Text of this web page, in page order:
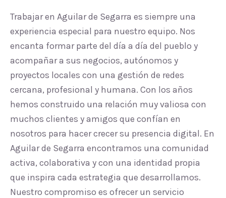
Trabajar en Aguilar de Segarra es siempre una
experiencia especial para nuestro equipo. Nos
encanta formar parte del día a día del pueblo y
acompañar a sus negocios, autónomos y
proyectos locales con una gestión de redes
cercana, profesional y humana. Con los años
hemos construido una relación muy valiosa con
muchos clientes y amigos que confían en
nosotros para hacer crecer su presencia digital. En
Aguilar de Segarra encontramos una comunidad
activa, colaborativa y con una identidad propia
que inspira cada estrategia que desarrollamos.
Nuestro compromiso es ofrecer un servicio